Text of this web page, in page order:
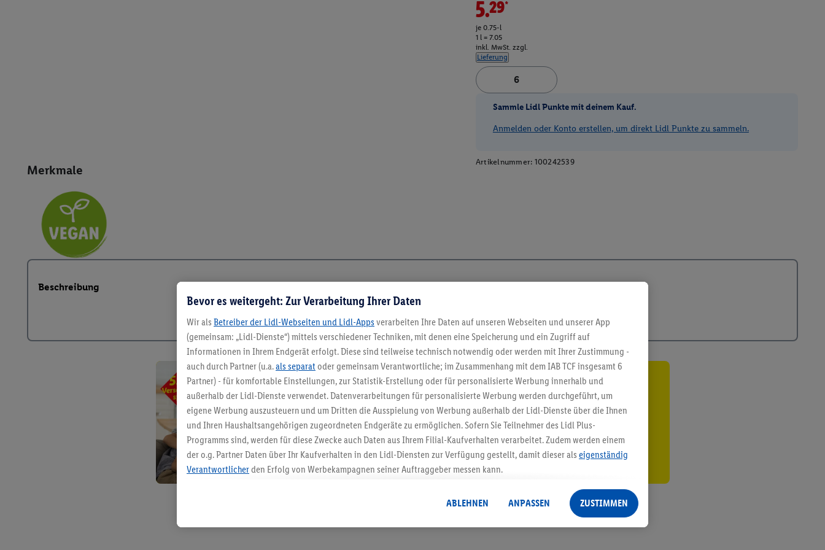
Merkmale
5.29*
je 0.75-l
1 l = 7.05
inkl. MwSt. zzgl.
Lieferung
Sammle Lidl Punkte mit deinem Kauf.
Anmelden oder Konto erstellen, um direkt Lidl Punkte zu sammeln.
Artikelnummer: 100242539
Beschreibung
5.95 € Versand sparen³²ᵃ
Jetzt zum Newsletter anmelden
Gutschein sichern!
Bevor es weitergeht: Zur Verarbeitung Ihrer Daten
Wir als Betreiber der Lidl-Webseiten und Lidl-Apps verarbeiten Ihre Daten auf unseren Webseiten und unserer App
(gemeinsam: „Lidl-Dienste“) mittels verschiedener Techniken, mit denen eine Speicherung und ein Zugriff auf
Informationen in Ihrem Endgerät erfolgt. Diese sind teilweise technisch notwendig oder werden mit Ihrer Zustimmung -
auch durch Partner (u.a.als separat oder gemeinsam Verantwortliche; im Zusammenhang mit dem IAB TCF insgesamt 6
Partner) - für komfortable Einstellungen, zur Statistik-Erstellung oder für personalisierte Werbung innerhalb und
außerhalb der Lidl-Dienste verwendet. Datenverarbeitungen für personalisierte Werbung werden durchgeführt, um
eigene Werbung auszusteuern und um Dritten die Ausspielung von Werbung außerhalb der Lidl-Dienste über die Ihnen
und Ihren Haushaltsangehörigen zugeordneten Endgeräte zu ermöglichen. Sofern Sie Teilnehmer des Lidl Plus-
Programms sind, werden für diese Zwecke auch Daten aus Ihrem Filial-Kaufverhalten verarbeitet. Zudem werden einem
der o.g. Partner Daten über Ihr Kaufverhalten in den Lidl-Diensten zur Verfügung gestellt, damit dieser als eigenständig
Verantwortlicherden Erfolg von Werbekampagnen seiner Auftraggeber messen kann.
angereicherten Profilen. Dies umfasst die Zusammenführung von Daten (z.B. über Ihre Nutzung der Lidl-Dienste, Ihr
Kaufverhalten in den Lidl-Diensten, Informationen aus Ihrem Kundenkonto - z.B. Alter oder Geschlecht - sowie Ihre
genauen Standortdaten) auch über verschiedene Endgeräte und Lidl-Dienste hinweg einschließlich dem Speichern von
ABLEHNEN ANPASSEN ZUSTIMMEN